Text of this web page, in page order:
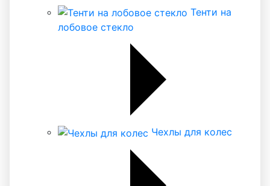
Тенти на
лобовое стекло
Чехлы для колес